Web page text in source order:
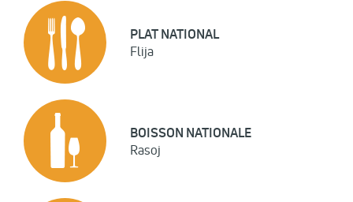
PLAT NATIONAL
Flija
BOISSON NATIONALE
Rasoj